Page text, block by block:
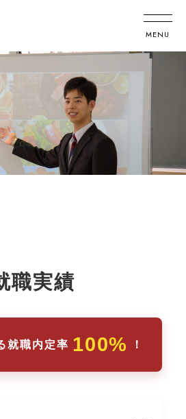
職実績
就職内定率 100% ！